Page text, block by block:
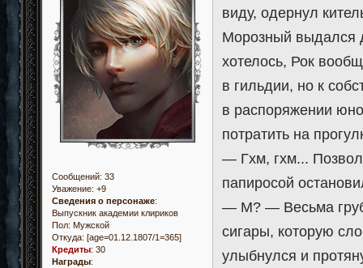
Сообщений: 33
Уважение: +9
Сведения о персонаже:
Выпускник академии клириков
Пол: Мужской
Откуда: [age=01.12.1807/1=365]
Кредиты: 30
Награды:
виду, одернул
Морозный выдался
хотелось, Рок
в гильдии, но к
в распоряжении
потратить на
— Гхм, гхм...
папиросой
— М? — Весьма
сигары, которую
улыбнулся и